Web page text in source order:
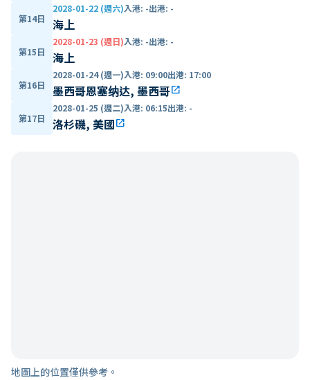
第14日
2028-01-22 (週六)入港: -出港: -
海上
第15日
2028-01-23 (週日)入港: -出港: -
海上
第16日
2028-01-24 (週一)入港: 09:00出港: 17:00
墨西哥恩塞纳达, 墨西哥open_in_new
第17日
2028-01-25 (週二)入港: 06:15出港: -
洛杉磯, 美國open_in_new
地圖上的位置僅供參考。